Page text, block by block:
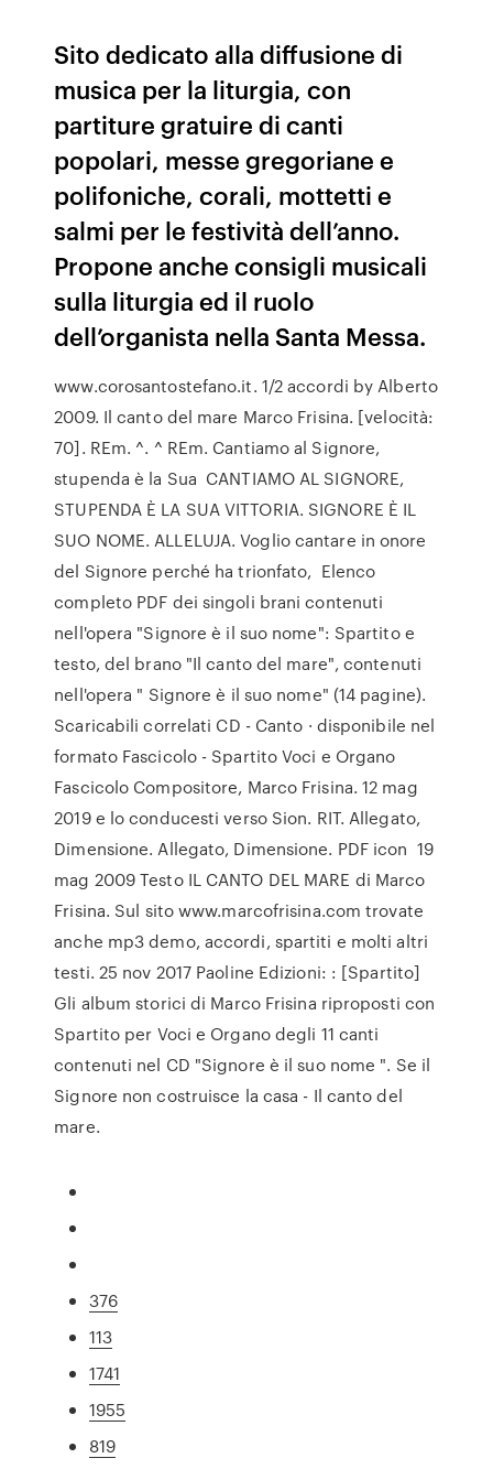
Sito dedicato alla diffusione di
musica per la liturgia, con
partiture gratuire di canti
popolari, messe gregoriane e
polifoniche, corali, mottetti e
salmi per le festività dell’anno.
Propone anche consigli musicali
sulla liturgia ed il ruolo
dell’organista nella Santa Messa.
www.corosantostefano.it. 1/2 accordi by Alberto
2009. Il canto del mare Marco Frisina. [velocità:
70]. REm. ^. ^ REm. Cantiamo al Signore,
stupenda è la Sua CANTIAMO AL SIGNORE,
STUPENDA È LA SUA VITTORIA. SIGNORE È IL
SUO NOME. ALLELUJA. Voglio cantare in onore
del Signore perché ha trionfato, Elenco
completo PDF dei singoli brani contenuti
nell'opera "Signore è il suo nome": Spartito e
testo, del brano "Il canto del mare", contenuti
nell'opera " Signore è il suo nome" (14 pagine).
Scaricabili correlati CD - Canto · disponibile nel
formato Fascicolo - Spartito Voci e Organo
Fascicolo Compositore, Marco Frisina. 12 mag
2019 e lo conducesti verso Sion. RIT. Allegato,
Dimensione. Allegato, Dimensione. PDF icon 19
mag 2009 Testo IL CANTO DEL MARE di Marco
Frisina. Sul sito www.marcofrisina.com trovate
anche mp3 demo, accordi, spartiti e molti altri
testi. 25 nov 2017 Paoline Edizioni: : [Spartito]
Gli album storici di Marco Frisina riproposti con
Spartito per Voci e Organo degli 11 canti
contenuti nel CD "Signore è il suo nome ". Se il
Signore non costruisce la casa - Il canto del
mare.
376
113
1741
1955
819